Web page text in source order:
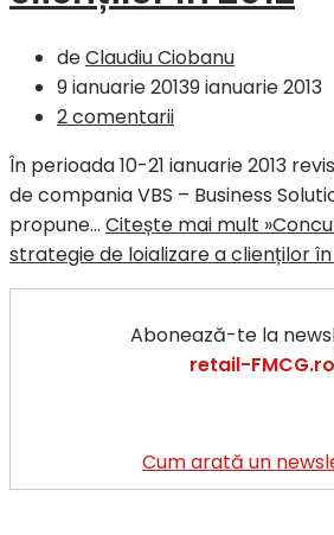
deClaudiu Ciobanu
9 ianuarie 20139 ianuarie 2013
2 comentarii
În perioada 10-21 ianuarie 2013
de compania VBS – Business
propune… Citește mai mult »
strategie de loializare a clienților în
Abonează-te la
retail-FMCG.ro
Cum arată un